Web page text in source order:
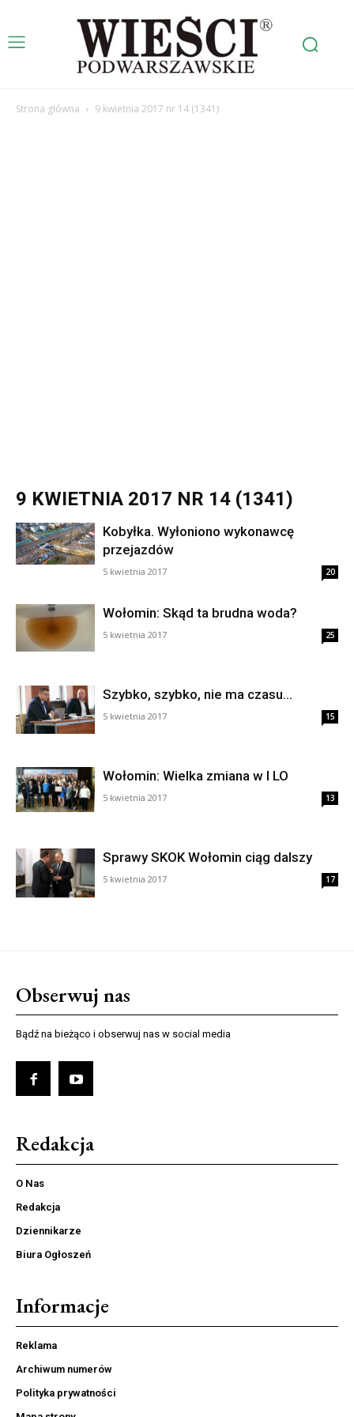
Strona główna 9 kwietnia 2017 nr 14 (1341)
9 KWIETNIA 2017 NR 14 (1341)
Kobyłka. Wyłoniono wykonawcę
przejazdów
5 kwietnia 2017 20
Wołomin: Skąd ta brudna woda?
5 kwietnia 2017 25
Szybko, szybko, nie ma czasu…
5 kwietnia 2017 15
Wołomin: Wielka zmiana w I LO
5 kwietnia 2017 13
Sprawy SKOK Wołomin ciąg dalszy
5 kwietnia 2017 17
Obserwuj nas
Bądź na bieżąco i obserwuj nas w social media
Redakcja
O Nas
Redakcja
Dziennikarze
Biura Ogłoszeń
Informacje
Reklama
Archiwum numerów
Polityka prywatności